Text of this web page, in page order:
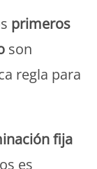
primeros
son
regla para
fija
es